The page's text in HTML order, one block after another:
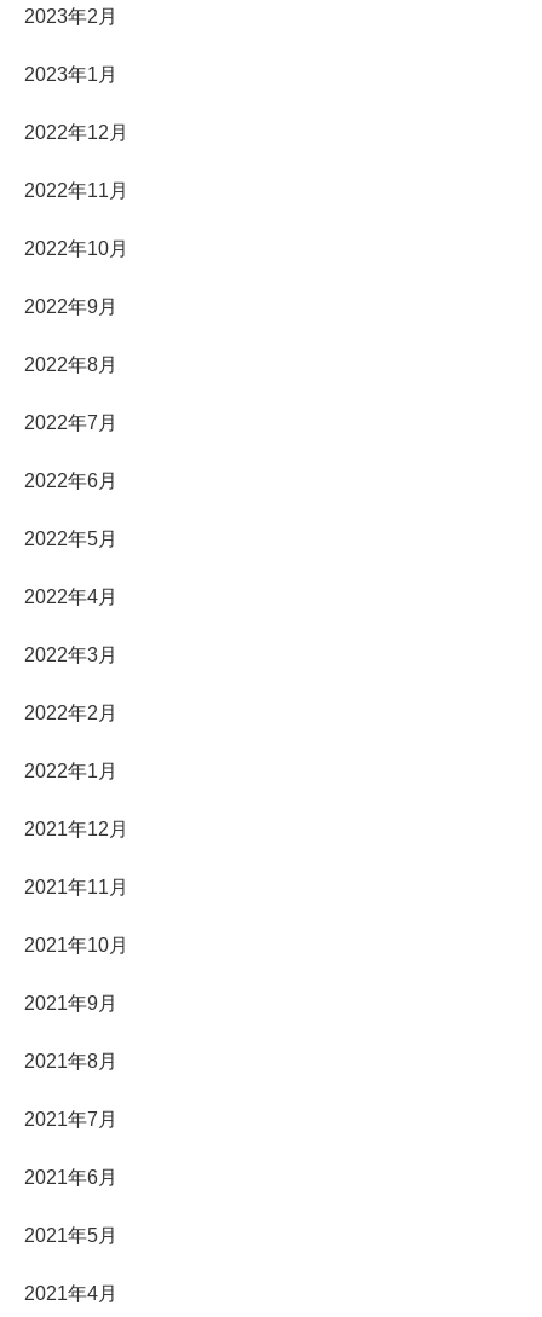
2023年2月
2023年1月
2022年12月
2022年11月
2022年10月
2022年9月
2022年8月
2022年7月
2022年6月
2022年5月
2022年4月
2022年3月
2022年2月
2022年1月
2021年12月
2021年11月
2021年10月
2021年9月
2021年8月
2021年7月
2021年6月
2021年5月
2021年4月